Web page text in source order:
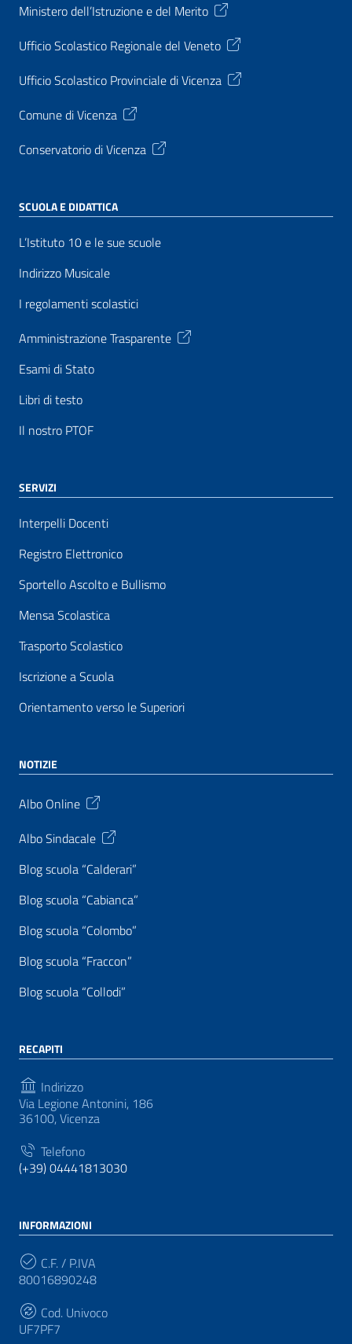
Ministero dell’Istruzione e del Merito
Ufficio Scolastico Regionale del Veneto
Ufficio Scolastico Provinciale di Vicenza
Comune di Vicenza
Conservatorio di Vicenza
SCUOLA E DIDATTICA
L’Istituto 10 e le sue scuole
Indirizzo Musicale
I regolamenti scolastici
Amministrazione Trasparente
Esami di Stato
Libri di testo
Il nostro PTOF
SERVIZI
Interpelli Docenti
Registro Elettronico
Sportello Ascolto e Bullismo
Mensa Scolastica
Trasporto Scolastico
Iscrizione a Scuola
Orientamento verso le Superiori
NOTIZIE
Albo Online
Albo Sindacale
Blog scuola “Calderari”
Blog scuola “Cabianca”
Blog scuola “Colombo”
Blog scuola “Fraccon”
Blog scuola “Collodi”
RECAPITI
Indirizzo
Via Legione Antonini, 186
36100, Vicenza
Telefono
(+39) 04441813030
INFORMAZIONI
C.F. / P.IVA
80016890248
Cod. Univoco
UF7PF7